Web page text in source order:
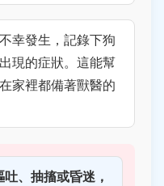
幸發生，記錄下狗
現的症狀。這能幫
家裡都備著獸醫的
、抽搐或昏迷，